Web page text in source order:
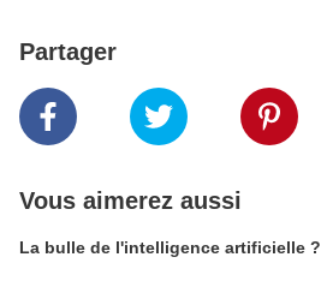
Partager
Vous aimerez aussi
La bulle de l'intelligence artificielle ?